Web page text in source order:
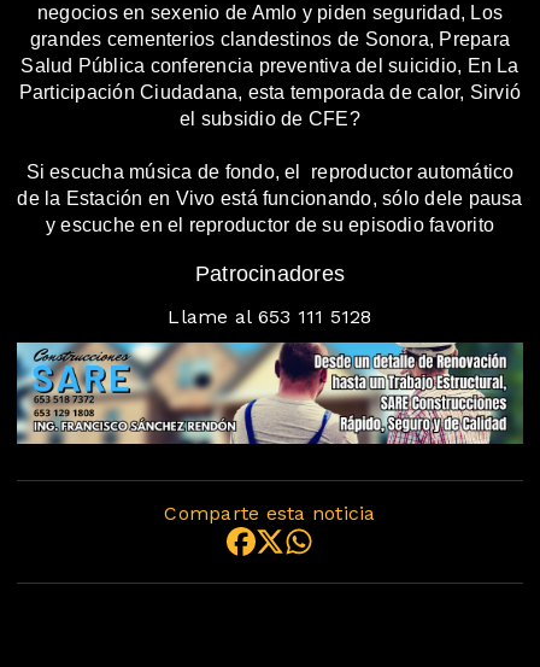
negocios en sexenio de Amlo y piden seguridad, Los
grandes cementerios clandestinos de Sonora, Prepara
Salud Pública conferencia preventiva del suicidio, En La
Participación Ciudadana, esta temporada de calor, Sirvió
el subsidio de CFE?
Si escucha música de fondo, el reproductor automático
de la Estación en Vivo está funcionando, sólo dele pausa
y escuche en el reproductor de su episodio favorito
Patrocinadores
Llame al 653 111 5128
Comparte esta noticia